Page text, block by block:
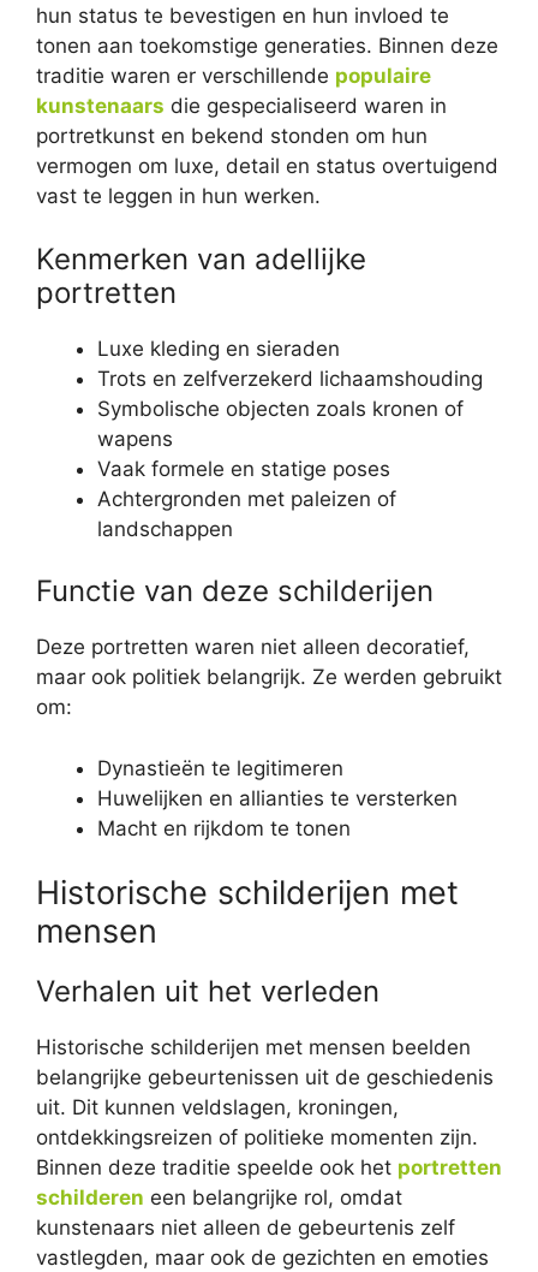
hun status te bevestigen en hun invloed te
tonen aan toekomstige generaties. Binnen deze
traditie waren er verschillende populaire
kunstenaars die gespecialiseerd waren in
portretkunst en bekend stonden om hun
vermogen om luxe, detail en status overtuigend
vast te leggen in hun werken.
Kenmerken van adellijke
portretten
Luxe kleding en sieraden
Trots en zelfverzekerd lichaamshouding
Symbolische objecten zoals kronen of
wapens
Vaak formele en statige poses
Achtergronden met paleizen of
landschappen
Functie van deze schilderijen
Deze portretten waren niet alleen decoratief,
maar ook politiek belangrijk. Ze werden gebruikt
om:
Dynastieën te legitimeren
Huwelijken en allianties te versterken
Macht en rijkdom te tonen
Historische schilderijen met
mensen
Verhalen uit het verleden
Historische schilderijen met mensen beelden
belangrijke gebeurtenissen uit de geschiedenis
uit. Dit kunnen veldslagen, kroningen,
ontdekkingsreizen of politieke momenten zijn.
Binnen deze traditie speelde ook het portretten
schilderen een belangrijke rol, omdat
kunstenaars niet alleen de gebeurtenis zelf
vastlegden, maar ook de gezichten en emoties